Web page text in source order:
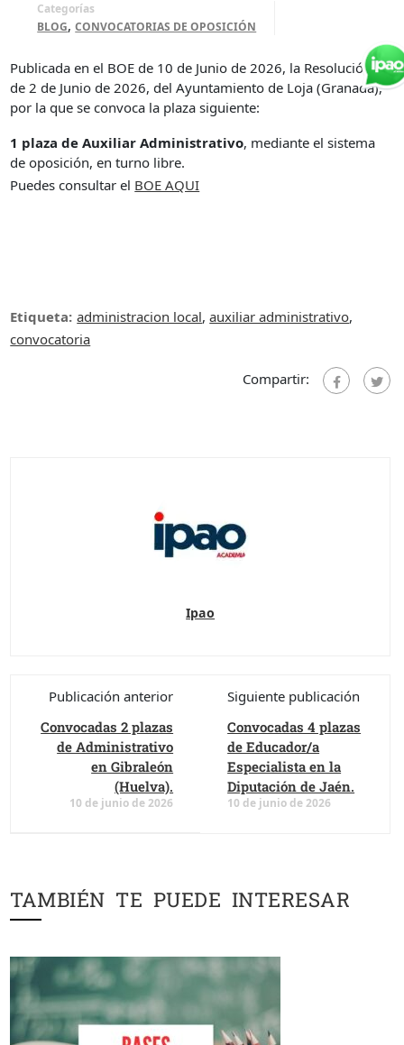
Categorías
BLOG,CONVOCATORIAS DE OPOSICIÓN
Publicada en el BOE de 10 de Junio de 2026, la Resolución
de 2 de Junio de 2026, del Ayuntamiento de Loja (Granada),
por la que se convoca la plaza siguiente:
1 plaza de Auxiliar Administrativo, mediante el sistema
de oposición, en turno libre.
Puedes consultar el BOE AQUI
Etiqueta: administracion local,auxiliar administrativo,
convocatoria
Compartir:
Ipao
Publicación anterior
Convocadas 2 plazas
de Administrativo
en Gibraleón
(Huelva).
10 de junio de 2026
Siguiente publicación
Convocadas 4 plazas
de Educador/a
Especialista en la
Diputación de Jaén.
10 de junio de 2026
TAMBIÉN TE PUEDE INTERESAR